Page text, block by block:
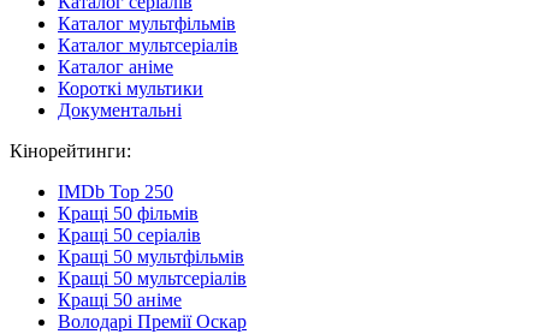
Каталог мультфільмів
Каталог мультсеріалів
Каталог аніме
Короткі мультики
Документальні
Кінорейтинги:
IMDb Top 250
Кращі 50 фільмів
Кращі 50 серіалів
Кращі 50 мультфільмів
Кращі 50 мультсеріалів
Кращі 50 аніме
Володарі Премії Оскар